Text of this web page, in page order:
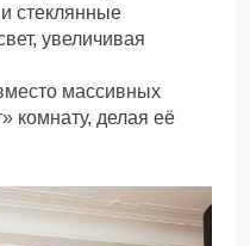
стеклянные
увеличивая
массивных
комнату, делая её